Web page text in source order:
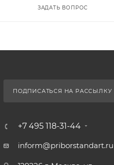
ЗАДАТЬ ВОПРОС
ПОДПИСАТЬСЯ НА РАССЫЛКУ
+7 495 118-31-44
inform@priborstandart.ru